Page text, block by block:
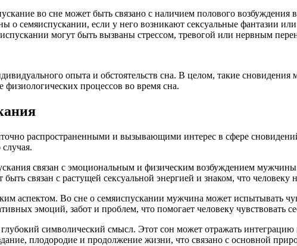
во сне может быть связано с наличием полового возбуждения
семяиспускании, если у него возникают сексуальные фантазии
могут быть вызваны стрессом, тревогой или нервным
опыта и обстоятельств сна. В целом, такие
процессов во время сна.
распространенными и вызывающими интерес в сфере
связан с эмоциональным и физическим возбуждением
связан с растущей сексуальной энергией и знаком, что человеку
аспектом. Во сне о семяиспускании мужчина может испытывать
эмоций, забот и проблем, что помогает человеку чувствовать
глубокий символический смысл. Этот сон может отражать
плодородие и продолжение жизни, что связано с основной